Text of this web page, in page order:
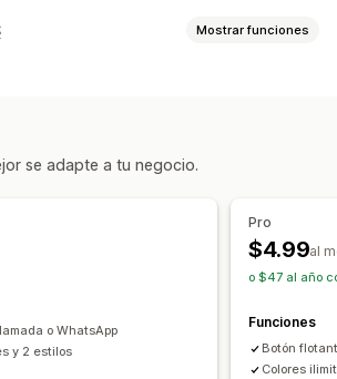
real
Botones del chat
Mostrar funciones
se adapte a tu negocio.
o WhatsApp
y 2 estilos
Pro
$4.99al
o $47 al año
Funciones
Botón
Colores